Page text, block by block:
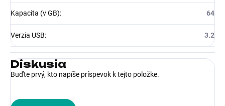
Kapacita (v GB): 64
Verzia USB: 3.2
Diskusia
Buďte prvý, kto napíše príspevok k tejto položke.